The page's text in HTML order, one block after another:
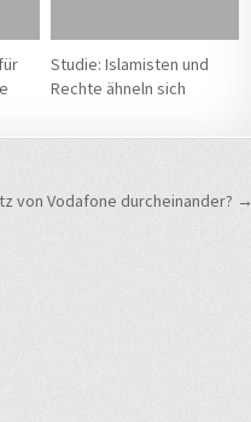
Studie: Islamisten und
Rechte ähneln sich
von Vodafone durcheinander? →